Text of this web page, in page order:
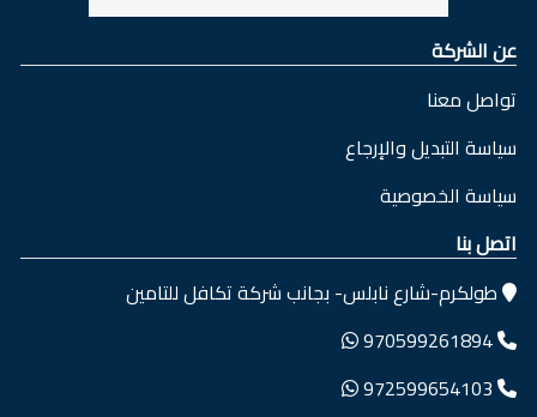
عن الشركة
تواصل معنا
سياسة التبديل والإرجاع
سياسة الخصوصية
اتصل بنا
طولكرم-شارع نابلس- بجانب شركة تكافل للتامين
970599261894
972599654103